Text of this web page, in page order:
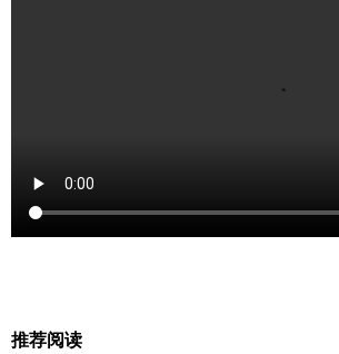
推荐阅读